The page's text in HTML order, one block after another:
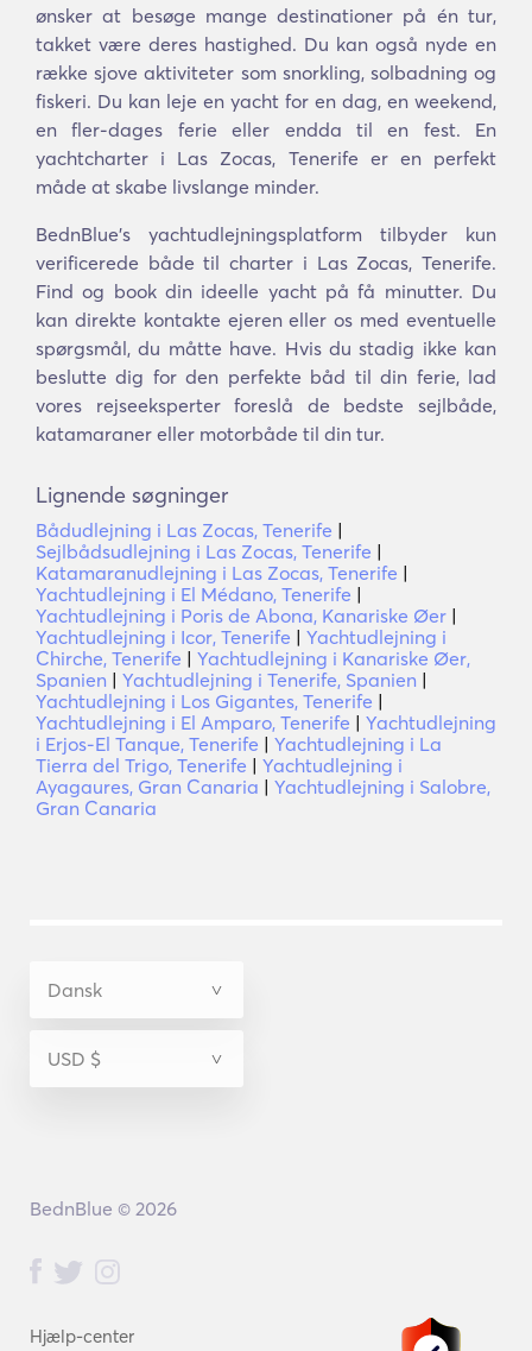
ønsker at besøge mange destinationer på én tur,
takket være deres hastighed. Du kan også nyde en
række sjove aktiviteter som snorkling, solbadning og
fiskeri. Du kan leje en yacht for en dag, en weekend,
en fler-dages ferie eller endda til en fest. En
yachtcharter i Las Zocas, Tenerife er en perfekt
måde at skabe livslange minder.
BednBlue's yachtudlejningsplatform tilbyder kun
verificerede både til charter i Las Zocas, Tenerife.
Find og book din ideelle yacht på få minutter. Du
kan direkte kontakte ejeren eller os med eventuelle
spørgsmål, du måtte have. Hvis du stadig ikke kan
beslutte dig for den perfekte båd til din ferie, lad
vores rejseeksperter foreslå de bedste sejlbåde,
katamaraner eller motorbåde til din tur.
Lignende søgninger
Bådudlejning i Las Zocas, Tenerife |
Sejlbådsudlejning i Las Zocas, Tenerife |
Katamaranudlejning i Las Zocas, Tenerife |
Yachtudlejning i El Médano, Tenerife |
Yachtudlejning i Poris de Abona, Kanariske Øer |
Yachtudlejning i Icor, Tenerife | Yachtudlejning i
Chirche, Tenerife | Yachtudlejning i Kanariske Øer,
Spanien | Yachtudlejning i Tenerife, Spanien |
Yachtudlejning i Los Gigantes, Tenerife |
Yachtudlejning i El Amparo, Tenerife | Yachtudlejning
i Erjos-El Tanque, Tenerife | Yachtudlejning i La
Tierra del Trigo, Tenerife | Yachtudlejning i
Ayagaures, Gran Canaria | Yachtudlejning i Salobre,
Gran Canaria
Hjælp-center
BednBlue © 2026